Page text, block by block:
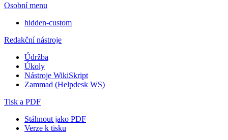
Osobní menu
hidden-custom
Redakční nástroje
Údržba
Úkoly
Nástroje WikiSkript
Zammad (Helpdesk WS)
Tisk a PDF
Stáhnout jako PDF
Verze k tisku